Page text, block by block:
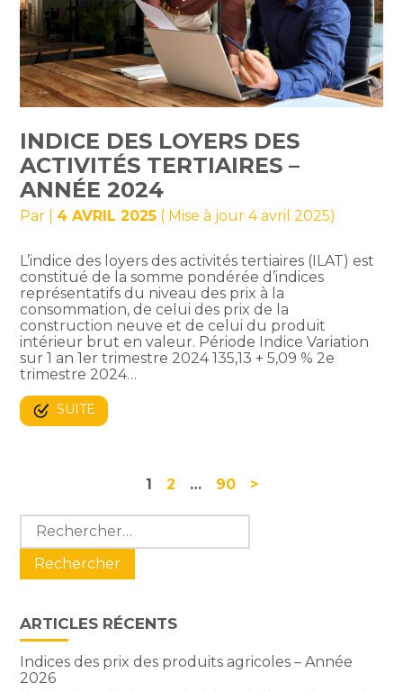
INDICE DES LOYERS DES
ACTIVITÉS TERTIAIRES –
ANNÉE 2024
Par 4 AVRIL 2025 ( Mise à jour 4 avril 2025)
L’indice des loyers des activités tertiaires (ILAT) est
constitué de la somme pondérée d’indices
représentatifs du niveau des prix à la
consommation, de celui des prix de la
construction neuve et de celui du produit
intérieur brut en valeur. Période Indice Variation
sur 1 an 1er trimestre 2024 135,13 + 5,09 % 2e
trimestre 2024…
SUITE
Navigation1 2 … 90 >
Blog
sidebar
Rechercher :
ARTICLES RÉCENTS
Indices des prix des produits agricoles – Année
2026